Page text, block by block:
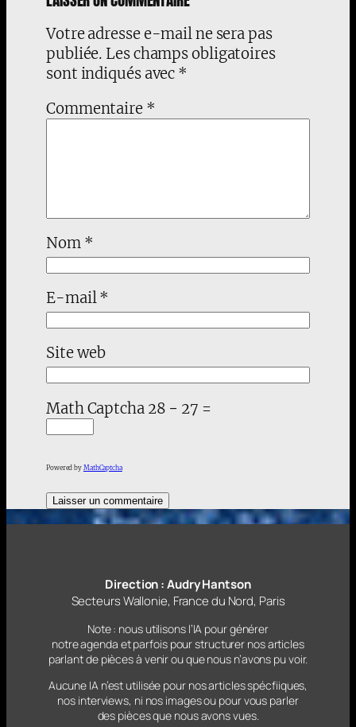
Votre adresse e-mail ne sera pas
publiée. Les champs obligatoires
sont indiqués avec *
Commentaire *
Nom *
E-mail*
Site web
Math Captcha 28 − 27 =
Powered by MathCaptcha
Direction : Audry Hantson
Secteurs Wallonie, France du Nord, Paris
Note : nous utilisons l’IA pour générer
notre agenda et parfois pour structurer nos articles
parlantde pièces à venir ou que nous n’avons pu voir.
Aucune IA n’est utilisée pour nos articles spécfiiques,
nos interviews, ni nos images ou pour vous parler
des pièces que nous avons vues.